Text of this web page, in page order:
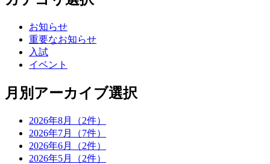
お知らせ
重要なお知らせ
入試
イベント
月別アーカイブ選択
2026年8月（2件）
2026年7月（7件）
2026年6月（2件）
2026年5月（2件）